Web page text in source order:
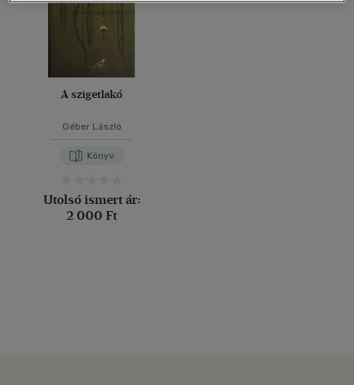
Alkalmaz
A szigetlakó
Géber László
Könyv
Utolsó ismert ár:
2 000 Ft